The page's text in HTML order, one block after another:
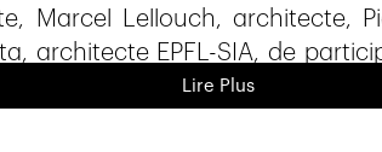
Marcel Lellouch, architecte,
architecte EPFL-SIA, de
Ces nouveaux associés
Lire Plus